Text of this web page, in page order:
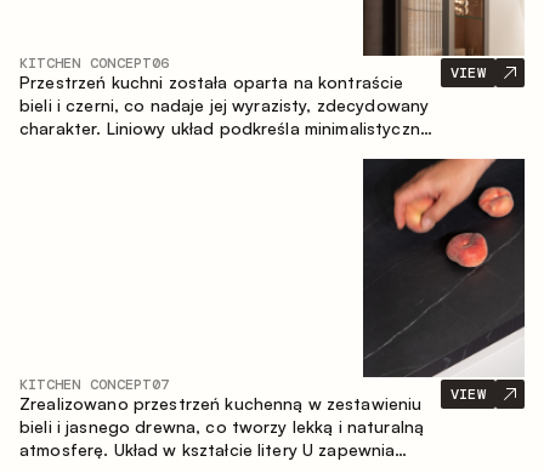
KITCHEN CONCEPT06
Przestrzeń kuchni została oparta na kontraście
bieli i czerni, co nadaje jej wyrazisty, zdecydowany
charakter. Liniowy układ podkreśla minimalistyczny i
VIEW
KITCHEN CONCEPT07
Zrealizowano przestrzeń kuchenną w zestawieniu
bieli i jasnego drewna, co tworzy lekką i naturalną
atmosferę. Układ w kształcie litery U zapewnia
VIEW